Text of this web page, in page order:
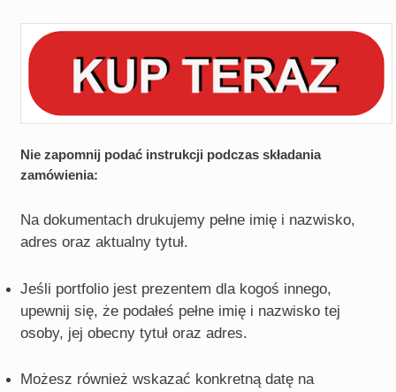
Nie zapomnij podać instrukcji podczas składania
zamówienia:
Na dokumentach drukujemy pełne imię i nazwisko,
adres oraz aktualny tytuł.
Jeśli portfolio jest prezentem dla kogoś innego,
upewnij się, że podałeś pełne imię i nazwisko tej
osoby, jej obecny tytuł oraz adres.
Możesz również wskazać konkretną datę na